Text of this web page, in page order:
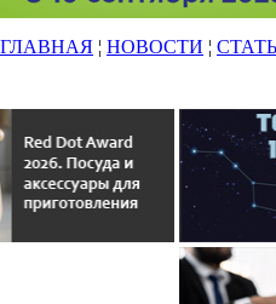
ГЛАВНАЯ ¦ НОВОСТИ ¦